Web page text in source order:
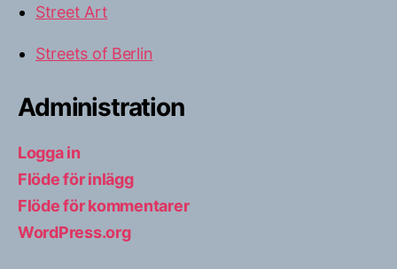
Street Art
Streets of Berlin
Administration
Logga in
Flöde för inlägg
Flöde för kommentarer
WordPress.org